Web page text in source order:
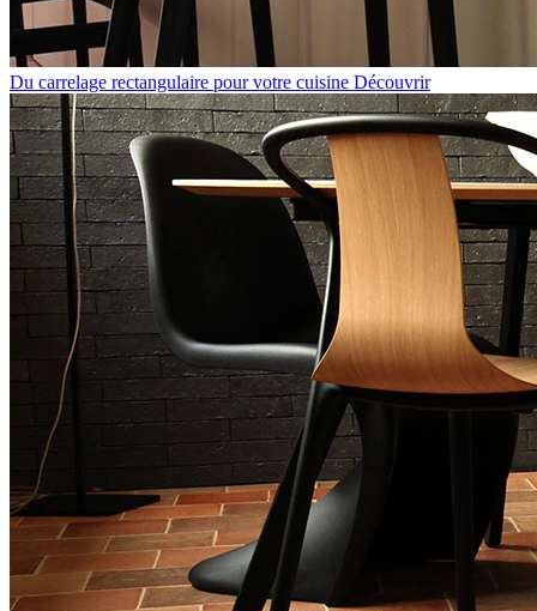
Du carrelage rectangulaire pour votre cuisine Découvrir